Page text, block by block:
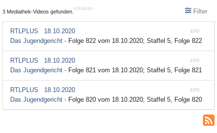
3 Mediathek-Videos gefunden.
erklären Filter
EPG
RTLPLUS
18.10.2020
Das Jugendgericht - Folge 822 vom 18.10.2020; Staffel 5, Folge 822
EPG
RTLPLUS
18.10.2020
Das Jugendgericht - Folge 821 vom 18.10.2020; Staffel 5, Folge 821
EPG
RTLPLUS
18.10.2020
Das Jugendgericht - Folge 820 vom 18.10.2020; Staffel 5, Folge 820